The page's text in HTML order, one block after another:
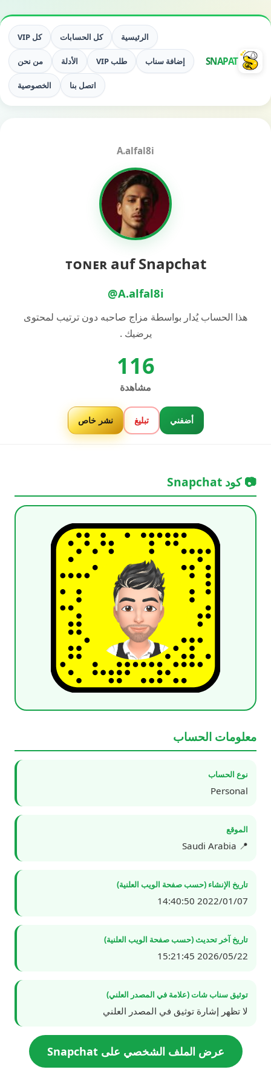
SNAPAT
الرئيسية كل الحسابات كل VIP
إضافة سناب طلب VIP الأدلة من نحن
اتصل بنا الخصوصية
A.alfal8i
ᴛᴏɴᴇʀ auf Snapchat
@A.alfal8i
هذا الحساب يُدار بواسطة مزاج صاحبه دون ترتيب لمحتوى
يرضيك .
116
مشاهدة
أضفني تبليغ نشر خاص
📷 كود Snapchat
معلومات الحساب
نوع الحساب
Personal
الموقع
📍 Saudi Arabia
تاريخ الإنشاء (حسب صفحة الويب العلنية)
2022/01/07 14:40:50
تاريخ آخر تحديث (حسب صفحة الويب العلنية)
2026/05/22 15:21:45
توثيق سناب شات (علامة في المصدر العلني)
لا تظهر إشارة توثيق في المصدر العلني
عرض الملف الشخصي على Snapchat